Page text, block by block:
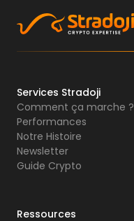
Services Stradoji
Comment ça marche ?
Performances
Notre Histoire
Newsletter
Guide Crypto
Ressources